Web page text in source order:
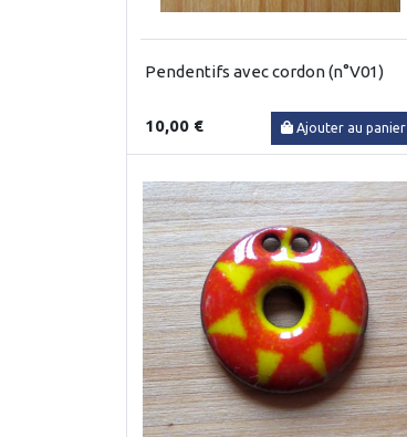
Pendentifs avec cordon (n°V01)
10,00 € Ajouter au panier